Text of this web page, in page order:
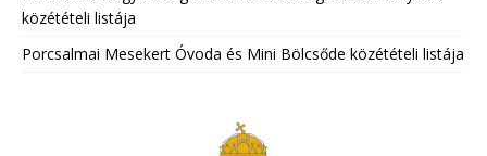
közétételi listája
Porcsalmai Mesekert Óvoda és Mini Bölcsőde közétételi listája